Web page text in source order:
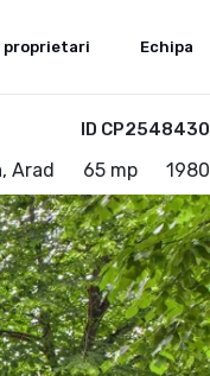
proprietari Echipa
ID CP2548430
Arad 65 mp 1980